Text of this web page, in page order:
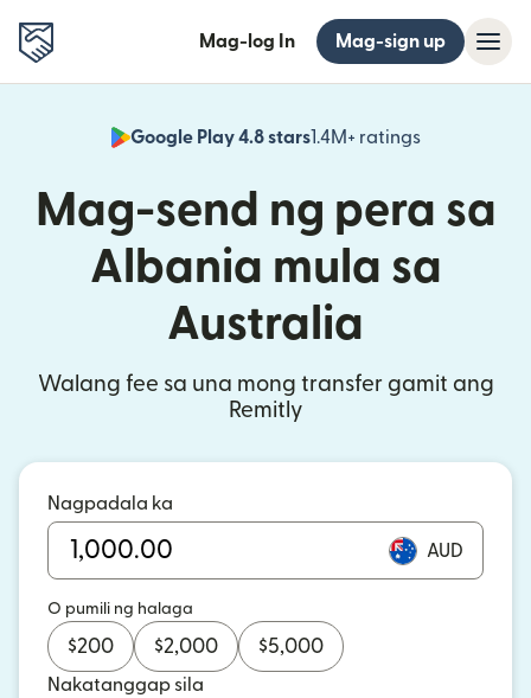
Mag-log In Mag-sign up
Google Play 4.8 stars1.4M+ ratings
(bubukas
Mag-send ng pera sa
Albania mula sa
Australia
Walang fee sa una mong transfer gamit ang
Remitly
Nagpadala ka
AUD
O pumili ng halaga
$200 $2,000 $5,000
Nakatanggap sila